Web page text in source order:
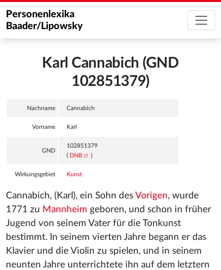
Personenlexika
Baader/Lipowsky
Karl Cannabich (GND
102851379)
Nachname Cannabich
Vorname Karl
GND
102851379
( DNB )
Wirkungsgebiet Kunst
Cannabich, (Karl), ein Sohn des Vorigen, wurde
1771 zu Mannheim geboren, und schon in früher
Jugend von seinem Vater für die Tonkunst
bestimmt. In seinem vierten Jahre begann er das
Klavier und die Violin zu spielen, und in seinem
neunten Jahre unterrichtete ihn auf dem letztern